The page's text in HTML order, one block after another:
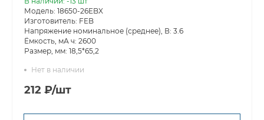
Модель: 18650-26EBX
Изготовитель: FEB
Напряжение номинальное (среднее), В: 3.6
Ёмкость, мА ч: 2600
Размер, мм: 18,5*65,2
Нет в наличии
212 ₽/шт